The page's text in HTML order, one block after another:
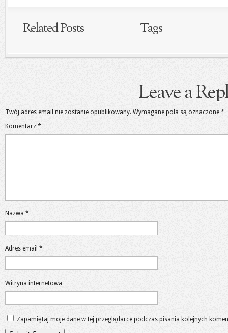
Related Posts Tags
Leave a
Twój adres email nie zostanie opublikowany. Wymagane pola są oznaczone *
Komentarz *
Nazwa *
Adres email *
Witryna internetowa
Zapamiętaj moje dane w tej przeglądarce podczas pisania kolejnych